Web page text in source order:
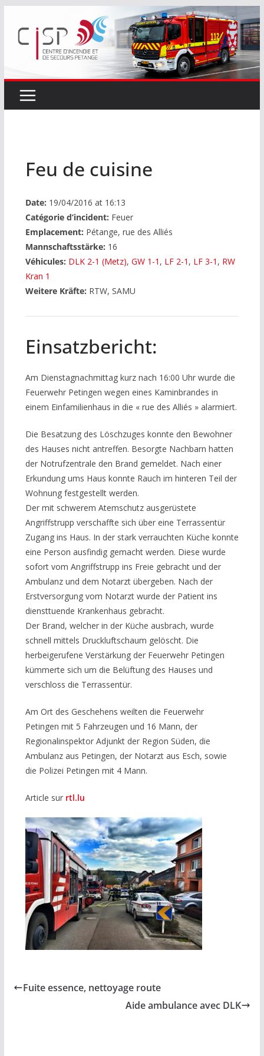
contenu
Feu de cuisine
Date: 19/04/2016 at 16:13
Catégorie d’incident: Feuer
Emplacement: Pétange, rue des Alliés
Mannschaftsstärke: 16
Véhicules: DLK 2-1 (Metz), GW 1-1 , LF 2-1 , LF 3-1 , RW
Kran 1
Weitere Kräfte: RTW, SAMU
Einsatzbericht:
Am Dienstagnachmittag kurz nach 16:00 Uhr wurde die
Feuerwehr Petingen wegen eines Kaminbrandes in
einem Einfamilienhaus in die « rue des Alliés » alarmiert.
Die Besatzung des Löschzuges konnte den Bewohner
des Hauses nicht antreffen. Besorgte Nachbarn hatten
der Notrufzentrale den Brand gemeldet. Nach einer
Erkundung ums Haus konnte Rauch im hinteren Teil der
Wohnung festgestellt werden.
Der mit schwerem Atemschutz ausgerüstete
Angriffstrupp verschaffte sich über eine Terrassentür
Zugang ins Haus. In der stark verrauchten Küche konnte
eine Person ausfindig gemacht werden. Diese wurde
sofort vom Angriffstrupp ins Freie gebracht und der
Ambulanz und dem Notarzt übergeben. Nach der
Erstversorgung vom Notarzt wurde der Patient ins
diensttuende Krankenhaus gebracht.
Der Brand, welcher in der Küche ausbrach, wurde
schnell mittels Druckluftschaum gelöscht. Die
herbeigerufene Verstärkung der Feuerwehr Petingen
kümmerte sich um die Belüftung des Hauses und
verschloss die Terrassentür.
Am Ort des Geschehens weilten die Feuerwehr
Petingen mit 5 Fahrzeugen und 16 Mann, der
Regionalinspektor Adjunkt der Region Süden, die
Ambulanz aus Petingen, der Notarzt aus Esch, sowie
die Polizei Petingen mit 4 Mann.
Article sur rtl.lu
Fuite essence, nettoyage route
Aide ambulance avec DLK